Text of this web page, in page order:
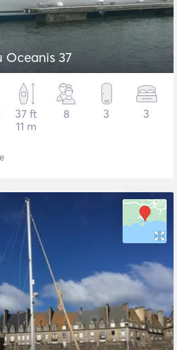
Oceanis 37
37 ft
11 m
8 3 3